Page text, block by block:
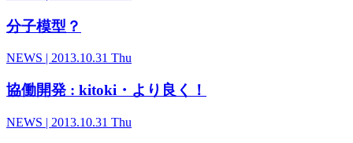
分子模型？
NEWS | 2013.10.31 Thu
協働開発 : kitoki・より良く！
NEWS | 2013.10.31 Thu